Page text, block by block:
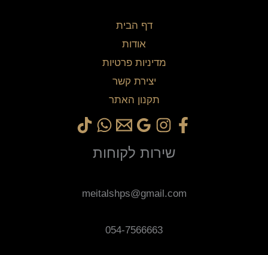
דף הבית
אודות
מדיניות פרטיות
יצירת קשר
תקנון האתר
שירות לקוחות
meitalshps@gmail.com
054-7566663